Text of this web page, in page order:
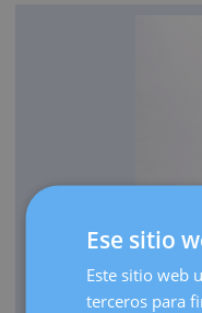
Cada año traemos
Ese sitio
Este sitio web
terceros para